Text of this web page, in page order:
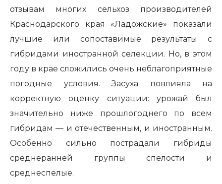
отзывам многих сельхоз производителей
Краснодарского края «Ладожские» показали
лучшие или сопоставимые результаты с
гибридами иностранной селекции. Но, в этом
году в крае сложились очень неблагоприятные
погодные условия. Засуха повлияла на
корректную оценку ситуации: урожай был
значительно ниже прошлогоднего по всем
гибридам — и отечественным, и иностранным.
Особенно сильно пострадали гибриды
среднеранней группы спелости и
среднеспелые.